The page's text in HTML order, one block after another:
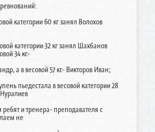
категории 60 кг занял Волохов
категории 32 кг занял Шахбанов
34 кг.-
а в весовой 57 кг.- Викторов Иван;
пьедестала в весовой категории 28
и тренера- преподавателя с
не